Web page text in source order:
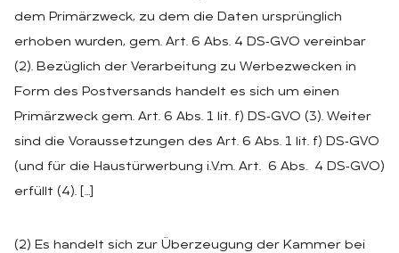
dem Primärzweck, zu dem die Daten ursprünglich
erhoben wurden, gem. Art. 6 Abs. 4 DS‑GVO vereinbar
(2). Bezüglich der Verarbeitung zu Werbezwecken in
Form des Postversands handelt es sich um einen
Primärzweck gem. Art. 6 Abs. 1 lit. f) DS‑GVO (3). Weiter
sind die Voraussetzungen des Art. 6 Abs. 1 lit. f) DS‑GVO
(und für die Haustürwerbung i.V.m. Art. 6 Abs. 4 DS‑GVO)
erfüllt (4). […]
(2) Es handelt sich zur Überzeugung der Kammer bei